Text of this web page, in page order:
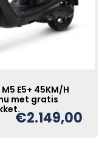
M5 E5+ 45KM/H
nu met gratis
€2.149,00